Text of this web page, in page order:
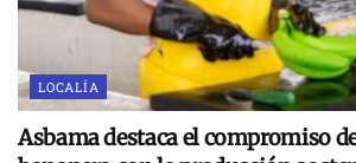
LOCALÍA
Asbama destaca el compromiso